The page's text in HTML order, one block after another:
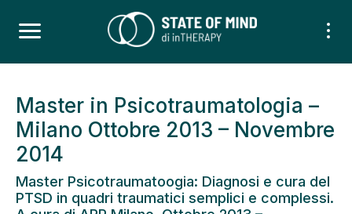
Master in Psicotraumatologia –
Milano Ottobre 2013 – Novembre
2014
Master Psicotraumatoogia: Diagnosi e cura del
PTSD in quadri traumatici semplici e complessi.